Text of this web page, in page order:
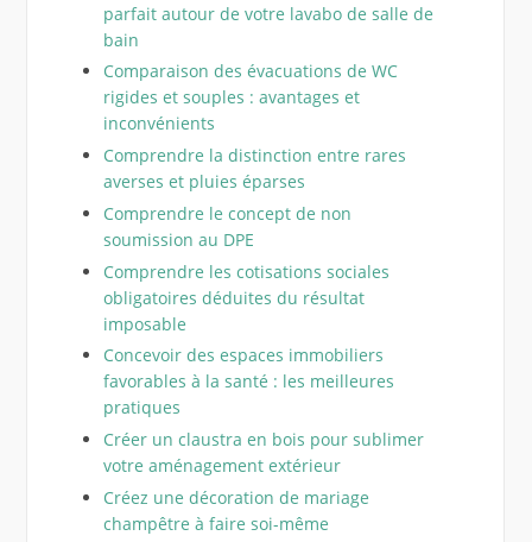
parfait autour de votre lavabo de salle de
bain
Comparaison des évacuations de WC
rigides et souples : avantages et
inconvénients
Comprendre la distinction entre rares
averses et pluies éparses
Comprendre le concept de non
soumission au DPE
Comprendre les cotisations sociales
obligatoires déduites du résultat
imposable
Concevoir des espaces immobiliers
favorables à la santé : les meilleures
pratiques
Créer un claustra en bois pour sublimer
votre aménagement extérieur
Créez une décoration de mariage
champêtre à faire soi-même